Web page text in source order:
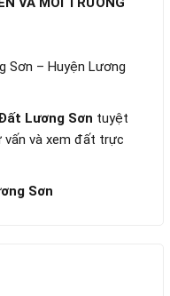
Sơn – Huyện Lương
Lương Sơn tuyệt
vấn và xem đất trực
Sơn